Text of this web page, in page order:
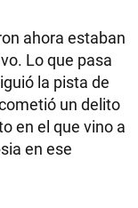
ahora estaban
Lo que pasa
la pista de
un delito
en el que vino a
en ese